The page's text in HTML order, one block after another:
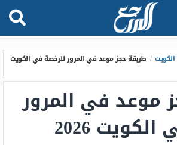
الكويت / طريقة حجز موعد في المرور للرخصة في الكويت
موعد في المرور
2026